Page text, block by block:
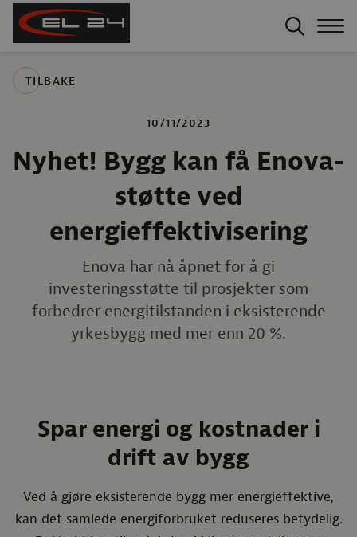
TILBAKE
10/11/2023
Nyhet! Bygg kan få Enova-
støtte ved
energieffektivisering
Enova har nå åpnet for å gi
investeringsstøtte til prosjekter som
forbedrer energitilstanden i eksisterende
yrkesbygg med mer enn 20 %.
Spar energi og kostnader i
drift av bygg
Ved å gjøre eksisterende bygg mer energieffektive,
kan det samlede energiforbruket reduseres betydelig.